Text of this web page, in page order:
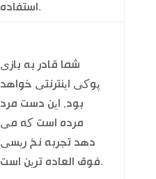
استفاده.
شما قادر به بازی
پوکی اینترنتی خواهد
بود, این دست مرد
مرده است که می
دهد تجربه نخ ریسی
فوق العاده ترین است.